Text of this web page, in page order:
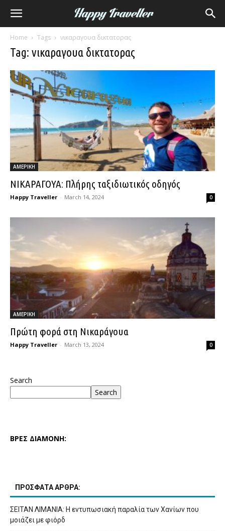
Home Tags νικαραγουα δικτατορας
Tag: νικαραγουα δικτατορας
ΑΜΕΡΙΚΗ
ΝΙΚΑΡΑΓΟΥΑ: Πλήρης ταξιδιωτικός οδηγός
Happy Traveller - March 14, 2024 0
ΑΜΕΡΙΚΗ
Πρώτη φορά στη Νικαράγουα
Happy Traveller - March 13, 2024 0
Search
Search
ΒΡΕΣ ΔΙΑΜΟΝΗ:
ΠΡΟΣΦΑΤΑ ΑΡΘΡΑ:
ΣΕΙΤΑΝ ΛΙΜΑΝΙΑ: Η εντυπωσιακή παραλία των Χανίων που
μοιάζει με φιόρδ